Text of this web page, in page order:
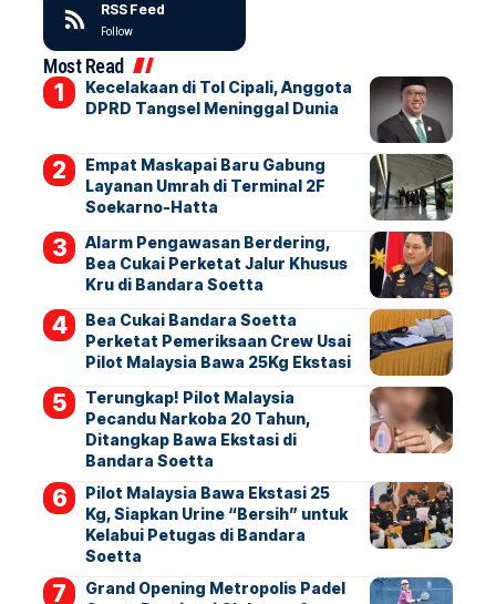
RSS Feed
Follow
Most Read
Kecelakaan di Tol Cipali, Anggota
DPRD Tangsel Meninggal Dunia
Empat Maskapai Baru Gabung
Layanan Umrah di Terminal 2F
Soekarno-Hatta
Alarm Pengawasan Berdering,
Bea Cukai Perketat Jalur Khusus
Kru di Bandara Soetta
Bea Cukai Bandara Soetta
Perketat Pemeriksaan Crew Usai
Pilot Malaysia Bawa 25Kg Ekstasi
Terungkap! Pilot Malaysia
Pecandu Narkoba 20 Tahun,
Ditangkap Bawa Ekstasi di
Bandara Soetta
Pilot Malaysia Bawa Ekstasi 25
Kg, Siapkan Urine “Bersih” untuk
Kelabui Petugas di Bandara
Soetta
Grand Opening Metropolis Padel